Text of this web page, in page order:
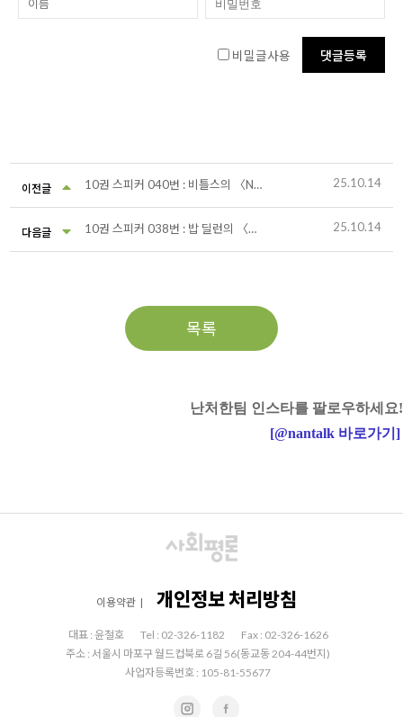
비밀글사용
이전글 10권 스피커 040번 : 비틀스의 〈Norwegian Wood〉 25.10.14
다음글 10권 스피커 038번 : 밥 딜런의 〈블로인 인 더 윈드〉 25.10.14
목록
난처한팀 인스타를 팔로우하세요!
[@nantalk 바로가기 ]
이용약관 | 개인정보 처리방침
대표 : 윤철호 Tel : 02-326-1182
Fax : 02-326-1626
주소 : 서울시 마포구 월드컵북로 6길 56(동교동 204-44번지)
사업자등록번호 : 105-81-55677